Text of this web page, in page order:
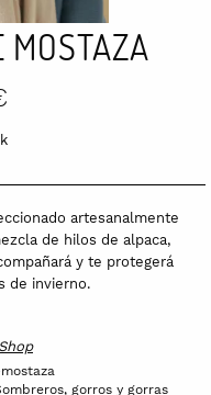
MOSTAZA
artesanalmente
de hilos de alpaca,
y te protegerá
de invierno.
gorros y gorras